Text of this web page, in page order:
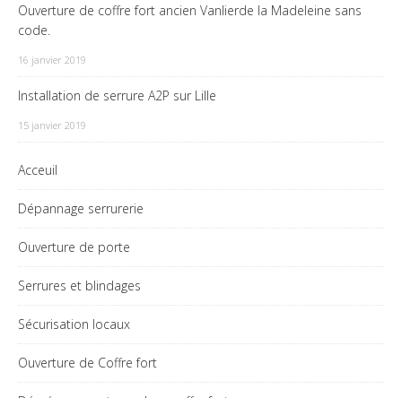
Ouverture de coffre fort ancien Vanlierde la Madeleine sans
code.
16 janvier 2019
Installation de serrure A2P sur Lille
15 janvier 2019
Acceuil
Dépannage serrurerie
Ouverture de porte
Serrures et blindages
Sécurisation locaux
Ouverture de Coffre fort